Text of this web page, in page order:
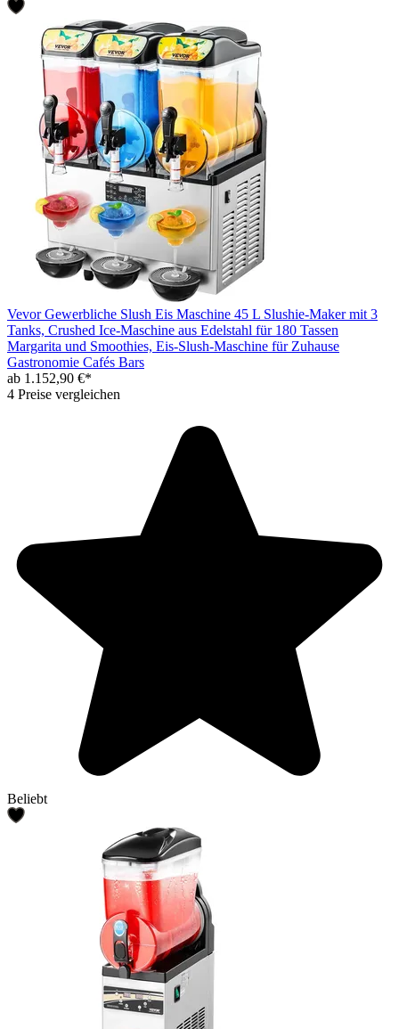
Vevor Gewerbliche Slush Eis Maschine 45 L Slushie-Maker mit 3
Tanks, Crushed Ice-Maschine aus Edelstahl für 180 Tassen
Margarita und Smoothies, Eis-Slush-Maschine für Zuhause
Gastronomie Cafés Bars
ab 1.152,90 €*
4 Preise vergleichen
Beliebt